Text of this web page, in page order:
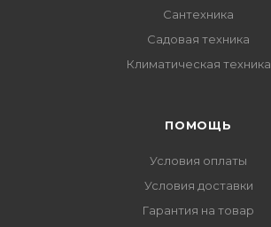
Сантехника
Садовая техника
Климатическая техника
ПОМОЩЬ
Условия оплаты
Условия доставки
Гарантия на товар